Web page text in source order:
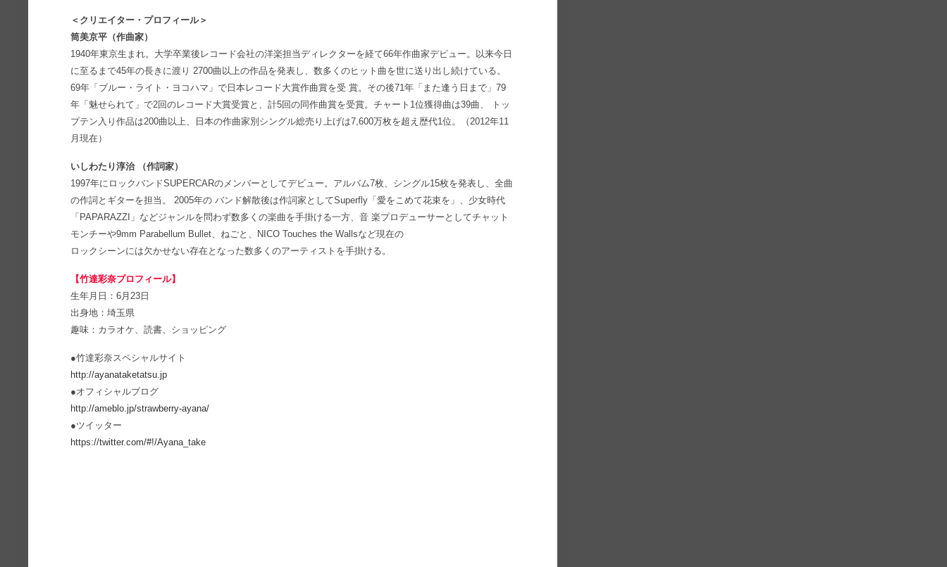
＜クリエイター・プロフィール＞
筒美京平（作曲家）
1940年東京生まれ。大学卒業後レコード会社の洋楽担当ディレクターを経て66年作曲家デビュー。以来今日
に至るまで45年の長きに渡り 2700曲以上の作品を発表し、数多くのヒット曲を世に送り出し続けている。
69年「ブルー・ライト・ヨコハマ」で日本レコード大賞作曲賞を受 賞。その後71年「また逢う日まで」79
年「魅せられて」で2回のレコード大賞受賞と、計5回の同作曲賞を受賞。チャート1位獲得曲は39曲、 トッ
プテン入り作品は200曲以上、日本の作曲家別シングル総売り上げは7,600万枚を超え歴代1位。（2012年11
月現在）
いしわたり淳治 （作詞家）
1997年にロックバンドSUPERCARのメンバーとしてデビュー。アルバム7枚、シングル15枚を発表し、全曲
の作詞とギターを担当。 2005年の バンド解散後は作詞家としてSuperfly「愛をこめて花束を」、少女時代
「PAPARAZZI」などジャンルを問わず数多くの楽曲を手掛ける一方、音 楽プロデューサーとしてチャット
モンチーや9mm Parabellum Bullet、ねごと、NICO Touches the Wallsなど現在の
ロックシーンには欠かせない存在となった数多くのアーティストを手掛ける。
【竹達彩奈プロフィール】
生年月日：6月23日
出身地：埼玉県
趣味：カラオケ、読書、ショッピング
●竹達彩奈スペシャルサイト
http://ayanataketatsu.jp
●オフィシャルブログ
http://ameblo.jp/strawberry-ayana/
●ツイッター
https://twitter.com/#!/Ayana_take